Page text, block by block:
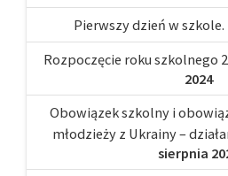
Pierwszy dzień w szkole.
Rozpoczęcie roku szkolnego
2024
Obowiązek szkolny i
młodzieży z Ukrainy –
sierpnia